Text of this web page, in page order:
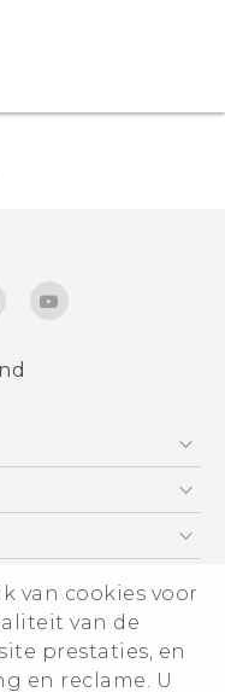
van cookies voor
van de
prestaties, en
en reclame. U
en
Sicherheit und
guide